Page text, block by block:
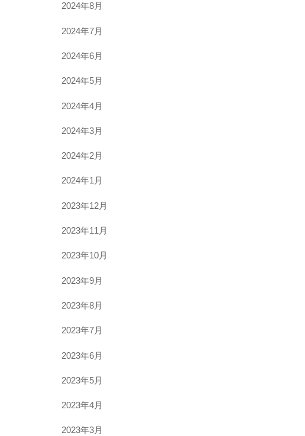
2024年8月
2024年7月
2024年6月
2024年5月
2024年4月
2024年3月
2024年2月
2024年1月
2023年12月
2023年11月
2023年10月
2023年9月
2023年8月
2023年7月
2023年6月
2023年5月
2023年4月
2023年3月